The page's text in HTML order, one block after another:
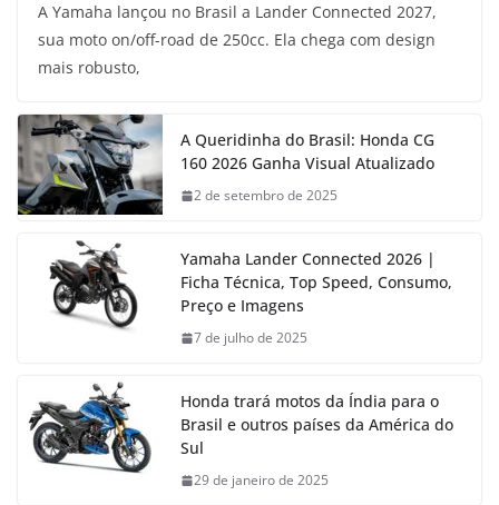
A Yamaha lançou no Brasil a Lander Connected 2027,
sua moto on/off-road de 250cc. Ela chega com design
mais robusto,
A Queridinha do Brasil: Honda CG
160 2026 Ganha Visual Atualizado
2 de setembro de 2025
Yamaha Lander Connected 2026 |
Ficha Técnica, Top Speed, Consumo,
Preço e Imagens
7 de julho de 2025
Honda trará motos da Índia para o
Brasil e outros países da América do
Sul
29 de janeiro de 2025